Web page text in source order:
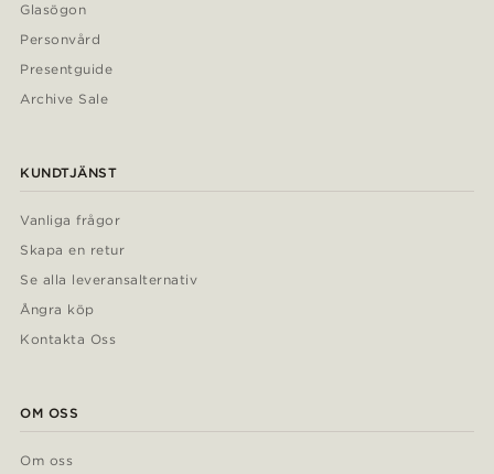
Glasögon
Personvård
Presentguide
Archive Sale
KUNDTJÄNST
Vanliga frågor
Skapa en retur
Se alla leveransalternativ
Ångra köp
Kontakta Oss
OM OSS
Om oss